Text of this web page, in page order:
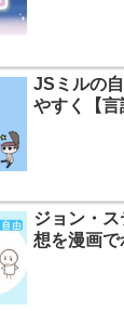
JSミルの
やすく【言
ジョン・
想を漫画で